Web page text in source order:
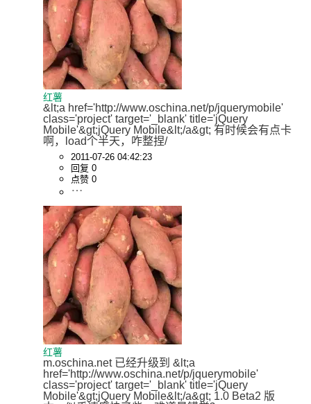
红薯
&lt;a href='http://www.oschina.net/p/jquerymobile'
class='project' target='_blank' title='jQuery
Mobile'&gt;jQuery Mobile&lt;/a&gt; 有时候会有点卡
啊，load个半天，咋整捏/
2011-07-26 04:42:23
回复 0
点赞 0
红薯
m.oschina.net 已经升级到 &lt;a
href='http://www.oschina.net/p/jquerymobile'
class='project' target='_blank' title='jQuery
Mobile'&gt;jQuery Mobile&lt;/a&gt; 1.0 Beta2 版